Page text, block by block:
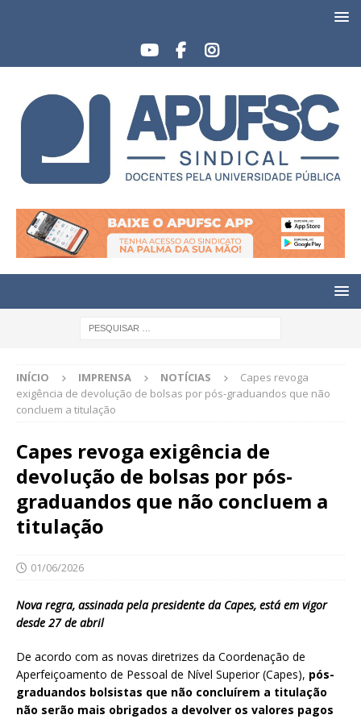
INÍCIO IMPRENSA NOTÍCIAS
Capes revoga
exigência de devolução de bolsas por pós-graduandos que não
concluem a titulação
Capes revoga exigência de
devolução de bolsas por pós-
graduandos que não concluem a
titulação
01/06/2026
Nova regra, assinada pela presidente da Capes, está em vigor
desde 27 de abril
De acordo com as novas diretrizes da Coordenação de
Aperfeiçoamento de Pessoal de Nível Superior (Capes), pós-
graduandos bolsistas que não concluírem a titulação
não serão mais obrigados a devolver os valores pagos